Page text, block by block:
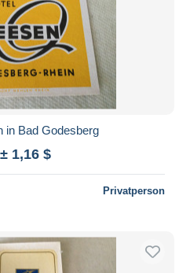
in Bad Godesberg
± 1,16 $
Privatperson